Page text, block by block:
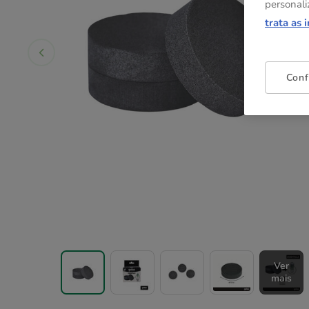
Ver
mais
trata as